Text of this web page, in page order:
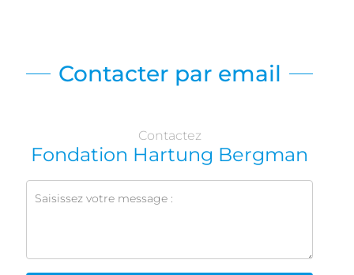
Contacter par email
Contactez
Fondation Hartung Bergman